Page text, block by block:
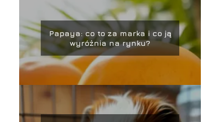
Papaya: co to za marka i co ją
wyróżnia na rynku?